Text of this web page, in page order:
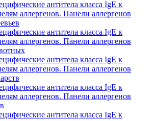
антитела класса IgE к
аллергенов. Панели аллергенов
антитела класса IgE к
аллергенов. Панели аллергенов
антитела класса IgE к
аллергенов. Панели аллергенов
антитела класса IgE к
аллергенов. Панели аллергенов
антитела класса IgE к